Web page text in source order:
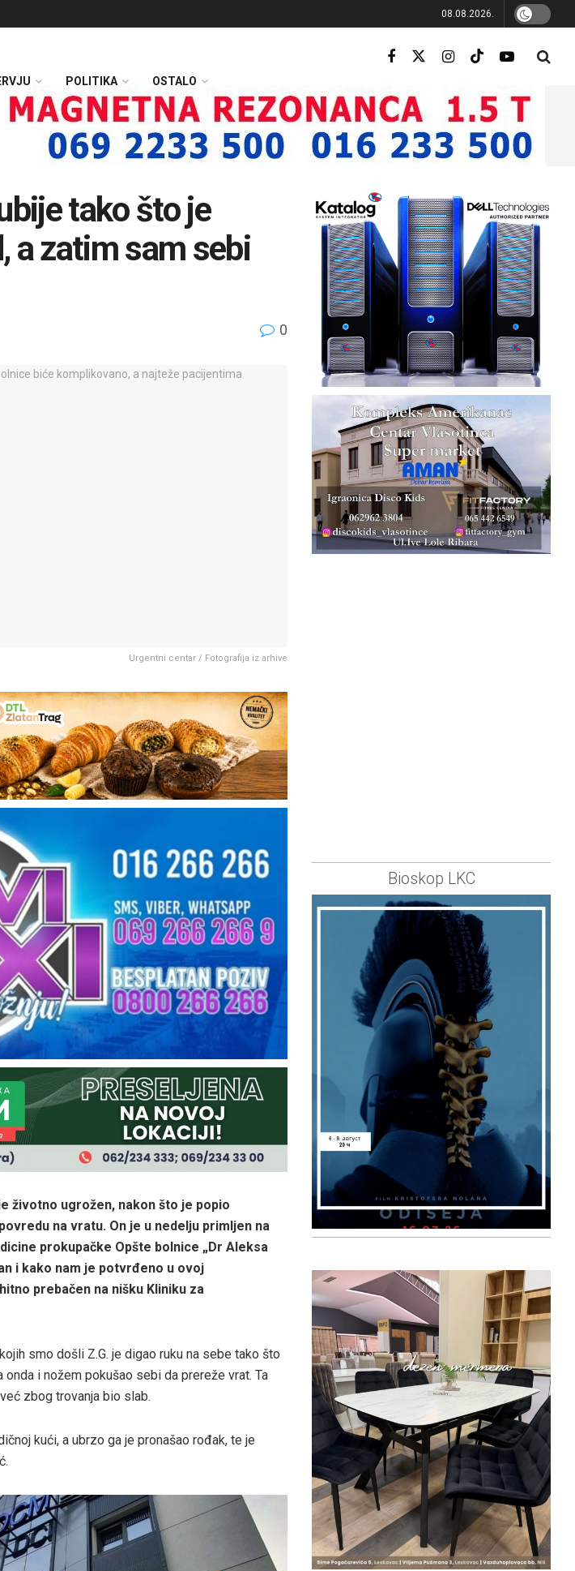
08.08.2026.
POLITIKA OSTALO
tako što je
a zatim sam sebi
0
Urgentni centar / Fotografija iz arhive
životno ugrožen, nakon što je popio
na vratu. On je u nedelju primljen na
prokupačke Opšte bolnice „Dr Aleksa
i kako nam je potvrđeno u ovoj
prebačen na nišku Kliniku za
smo došli Z.G. je digao ruku na sebe tako što
i nožem pokušao sebi da prereže vrat. Ta
zbog trovanja bio slab.
kući, a ubrzo ga je pronašao rođak, te je
Bioskop LKC